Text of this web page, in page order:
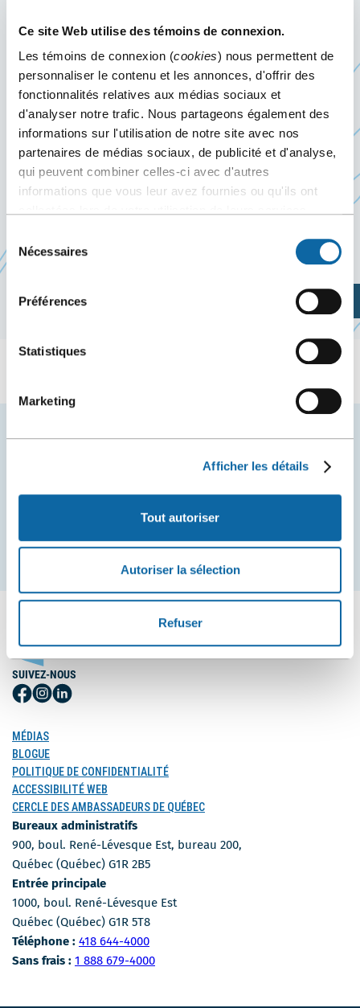
Ce site Web utilise des témoins de connexion.
Les témoins de connexion (cookies) nous permettent de
personnaliser le contenu et les annonces, d'offrir des
fonctionnalités relatives aux médias sociaux et
d'analyser notre trafic. Nous partageons également des
informations sur l'utilisation de notre site avec nos
partenaires de médias sociaux, de publicité et d'analyse,
qui peuvent combiner celles-ci avec d'autres
informations que vous leur avez fournies ou qu'ils ont
du Nécessaires
Préférences
Statistiques
Marketing
Afficher les détails
Tout autoriser
Autoriser la sélection
Refuser
Le 4 avril 2024, le Centre des congrès de Québec
accueille la 2e édition de la Soirée Exquise 2024.
Présentée par Metro, cette soirée caritative de la
fondation Tel-jeunes vous propose convivialité,
plaisir et surtout gastronomie italienne avec le
menu du Chef Massimo Sprega!
Cliquez ici pour réserver une tableCe
lien
Site web de l’événement
Planifiez votre visite
COURRIEL
S'inscrire
SUIVEZ-NOUS
Suivez-
sur
Facebook
Suivez-
Instagram
Suivez-
MÉDIAS
BLOGUE
POLITIQUE DE CONFIDENTIALITÉ
ACCESSIBILITÉ WEB
CERCLE DES AMBASSADEURS DE QUÉBEC
Bureaux administratifs
900, boul. René-Lévesque Est, bureau 200,
Québec (Québec) G1R 2B5
Entrée principale
1000, boul. René-Lévesque Est
Québec (Québec) G1R 5T8
Téléphone : Numéro de téléphone
418 644-4000
Sans frais : Numéro sans-frais
1 888 679-4000